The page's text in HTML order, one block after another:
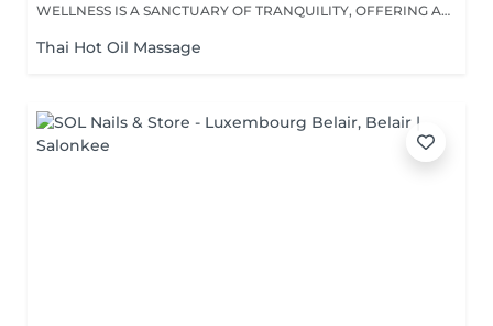
WELLNESS IS A SANCTUARY OF TRANQUILITY, OFFERING A
Thai Hot Oil Massage